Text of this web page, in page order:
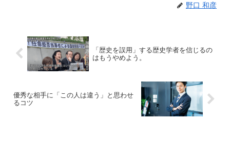
野口 和彦
「歴史を誤用」する歴史学者を信じるの
はもうやめよう。
優秀な相手に「この人は違う」と思わせ
るコツ